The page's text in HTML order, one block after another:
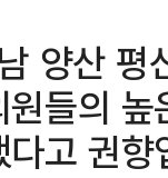
양산 평
들의
고 권